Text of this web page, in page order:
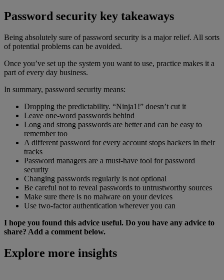
Password security key takeaways
Being absolutely sure of password security is a major relief. All sorts
of potential problems can be avoided.
Once you’ve set up the system you want to use, practice makes it a
part of every day business.
In summary, password security means:
Dropping the predictability. “Ninja1!” doesn’t cut it
Leave one-word passwords behind
Long and strong passwords are better and can be easy to
remember too
A different password for every account stops hackers in their
tracks
Password managers are a must-have tool for password
security
Changing passwords regularly is not optional
Be careful not to reveal passwords to untrustworthy sources
Make sure there is no malware on your devices
Use two-factor authentication wherever you can
I hope you found this advice useful. Do you have any advice to
share? Add a comment below.
Explore more insights